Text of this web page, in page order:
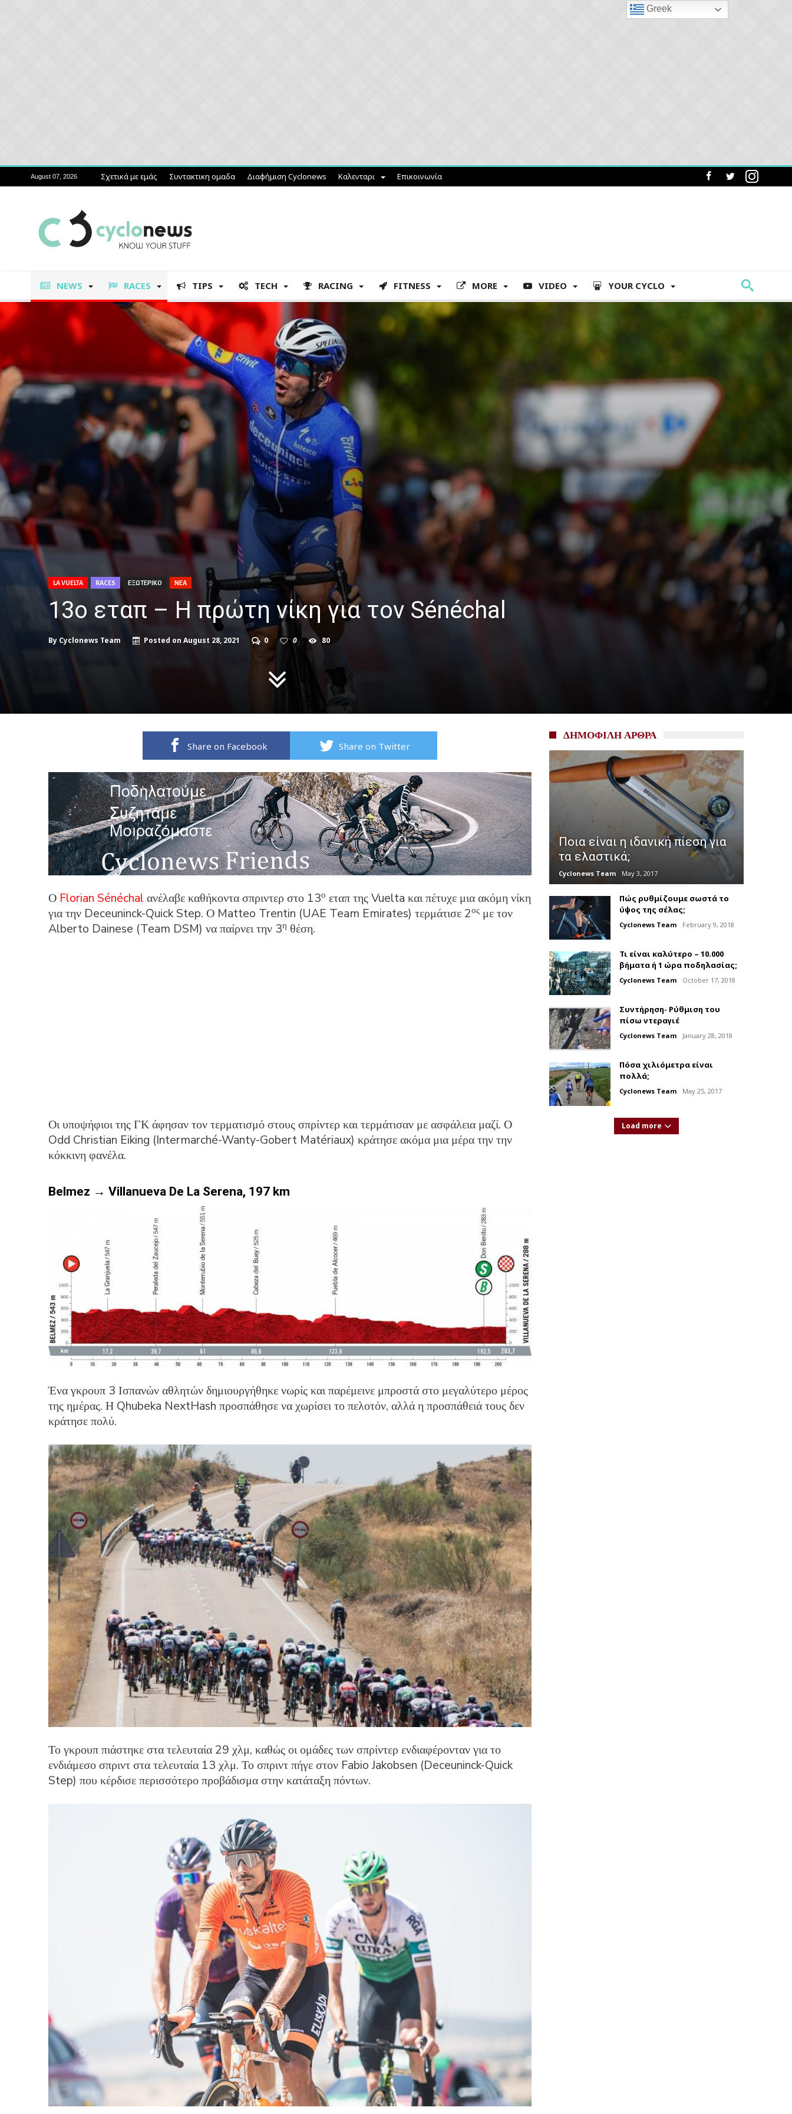
August 07, 2026 Σχετικά με εμάς Συντακτικη ομαδα Διαφήμιση Cyclonews Καλενταρι Επικοινωνία
NEWS RACES TIPS TECH RACING FITNESS MORE VIDEO YOUR CYCLO
LA VUELTA RACES ΕΞΩΤΕΡΙΚΟ ΝΕΑ
13ο εταπ – Η πρώτη νίκη για τον Sénéchal
By Cyclonews Team Posted on August 28, 2021 0 0 80
Share on Facebook Share on Twitter
Ο Florian Sénéchal ανέλαβε καθήκοντα σπριντερ στο 13ο εταπ της Vuelta και πέτυχε μια ακόμη νίκη
για την Deceuninck-Quick Step. Ο Matteo Trentin (UAE Team Emirates) τερμάτισε 2ος με τον
Alberto Dainese (Team DSM) να παίρνει την 3η θέση.
Οι υποψήφιοι της ΓΚ άφησαν τον τερματισμό στους σπρίντερ και τερμάτισαν με ασφάλεια μαζί. Ο
Odd Christian Eiking (Intermarché-Wanty-Gobert Matériaux) κράτησε ακόμα μια μέρα την την
κόκκινη φανέλα.
Belmez → Villanueva De La Serena, 197 km
Ένα γκρουπ 3 Ισπανών αθλητών δημιουργήθηκε νωρίς και παρέμεινε μπροστά στο μεγαλύτερο μέρος
της ημέρας. Η Qhubeka NextHash προσπάθησε να χωρίσει το πελοτόν, αλλά η προσπάθειά τους δεν
κράτησε πολύ.
Το γκρουπ πιάστηκε στα τελευταία 29 χλμ, καθώς οι ομάδες των σπρίντερ ενδιαφέρονταν για το
ενδιάμεσο σπριντ στα τελευταία 13 χλμ. Το σπριντ πήγε στον Fabio Jakobsen (Deceuninck-Quick
Step) που κέρδισε περισσότερο προβάδισμα στην κατάταξη πόντων.
ΔΗΜΟΦΙΛΗ ΑΡΘΡΑ
Ποια είναι η ιδανική πίεση για
τα ελαστικά;
Cyclonews Team May 3, 2017
Πώς ρυθμίζουμε σωστά το
ύψος της σέλας;
Cyclonews Team February 9, 2018
Τι είναι καλύτερο – 10.000
βήματα ή 1 ώρα ποδηλασίας;
Cyclonews Team October 17, 2018
Συντήρηση- Ρύθμιση του
πίσω ντεραγιέ
Cyclonews Team January 28, 2018
Πόσα χιλιόμετρα είναι
πολλά;
Cyclonews Team May 25, 2017
Load more
Greek